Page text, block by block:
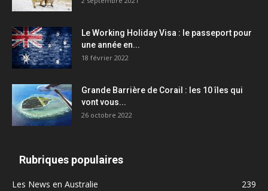
Le Working Holiday Visa : le passeport pour
une année en...
18 février 2022
Grande Barrière de Corail : les 10 îles qui
vont vous...
26 octobre 2022
Rubriques populaires
Les News en Australie
239